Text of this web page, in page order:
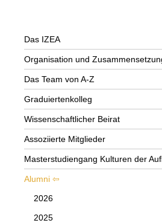
Das IZEA
Organisation und
Das Team von A-Z
Graduiertenkolleg
Wissenschaftlicher Beirat
Assoziierte Mitglieder
Masterstudiengang Kulturen der
Alumni
2026
2025